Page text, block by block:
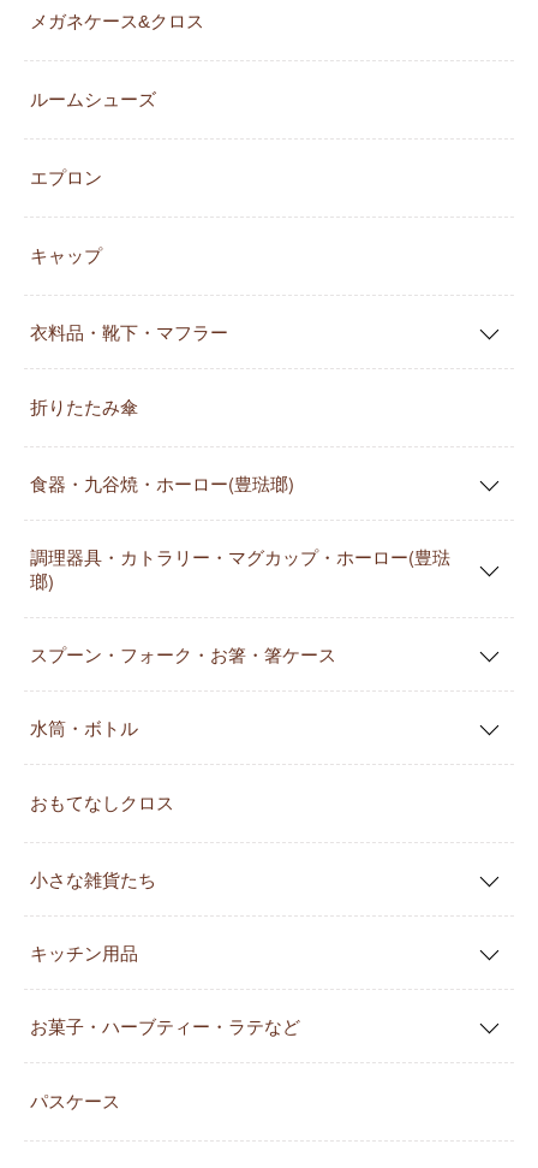
メガネケース&クロス
ルームシューズ
エプロン
キャップ
衣料品・靴下・マフラー
折りたたみ傘
食器・九谷焼・ホーロー(豊琺瑯)
調理器具・カトラリー・マグカップ・ホーロー(豊琺
瑯)
スプーン・フォーク・お箸・箸ケース
水筒・ボトル
おもてなしクロス
小さな雑貨たち
キッチン用品
お菓子・ハーブティー・ラテなど
パスケース